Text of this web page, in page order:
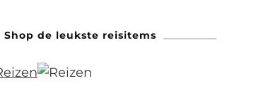
Shop de leukste reisitems